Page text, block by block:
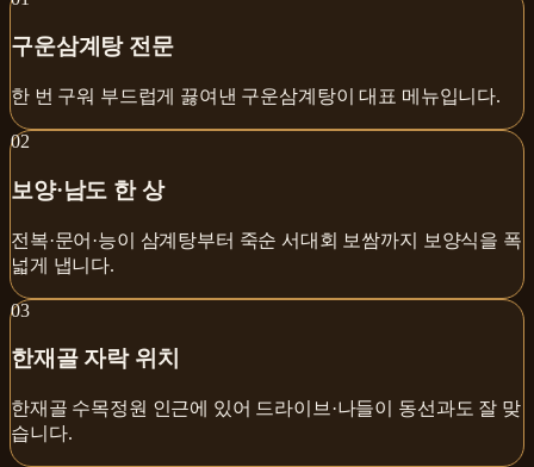
구운삼계탕 전문
한 번 구워 부드럽게 끓여낸 구운삼계탕이 대표 메뉴입니다.
02
보양·남도 한 상
전복·문어·능이 삼계탕부터 죽순 서대회 보쌈까지 보양식을 폭
넓게 냅니다.
03
한재골 자락 위치
한재골 수목정원 인근에 있어 드라이브·나들이 동선과도 잘 맞
습니다.